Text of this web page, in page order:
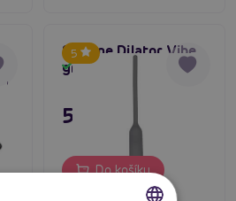
5
Silicone Dilator Vibe
grey
Skladem
595 Kč
Do košíku